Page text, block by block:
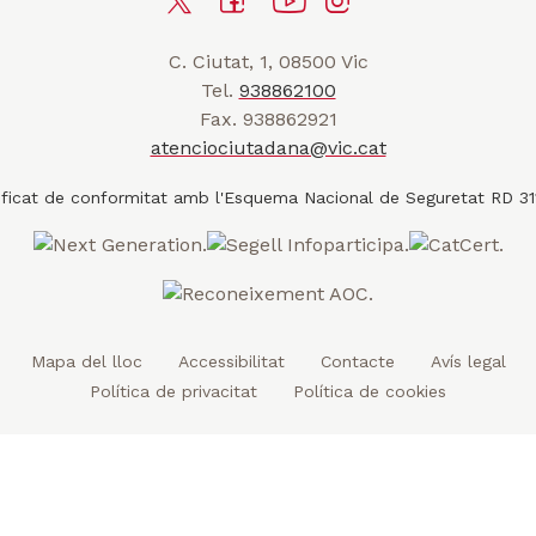
i
t
t
c
e
b
o
k
u
t
u
s
a
a
m
C. Ciutat, 1, 08500 Vic
Tel. 938862100
Fax. 938862921
atenciociutadana@vic.cat
Mapa del lloc Accessibilitat Contacte
Avís legal
Política de privacitat
Política de cookies
t